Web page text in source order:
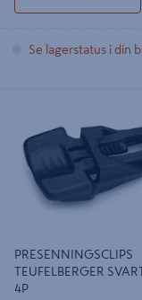
Se lagerstatus i din
PRESENNINGSCLIPS
TEUFELBERGER
4P